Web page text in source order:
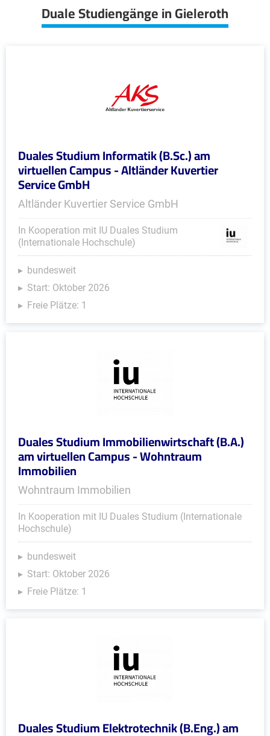
Duale Studiengänge in Gieleroth
Duales Studium Informatik (B.Sc.) am
virtuellen Campus - Altländer Kuvertier
Service GmbH
Altländer Kuvertier Service GmbH
In Kooperation mit IU Duales Studium
(Internationale Hochschule)
bundesweit
Start: Oktober 2026
Freie Plätze: 1
Duales Studium Immobilienwirtschaft (B.A.)
am virtuellen Campus - Wohntraum
Immobilien
Wohntraum Immobilien
In Kooperation mit IU Duales Studium (Internationale
Hochschule)
bundesweit
Start: Oktober 2026
Freie Plätze: 1
Duales Studium Elektrotechnik (B.Eng.) am